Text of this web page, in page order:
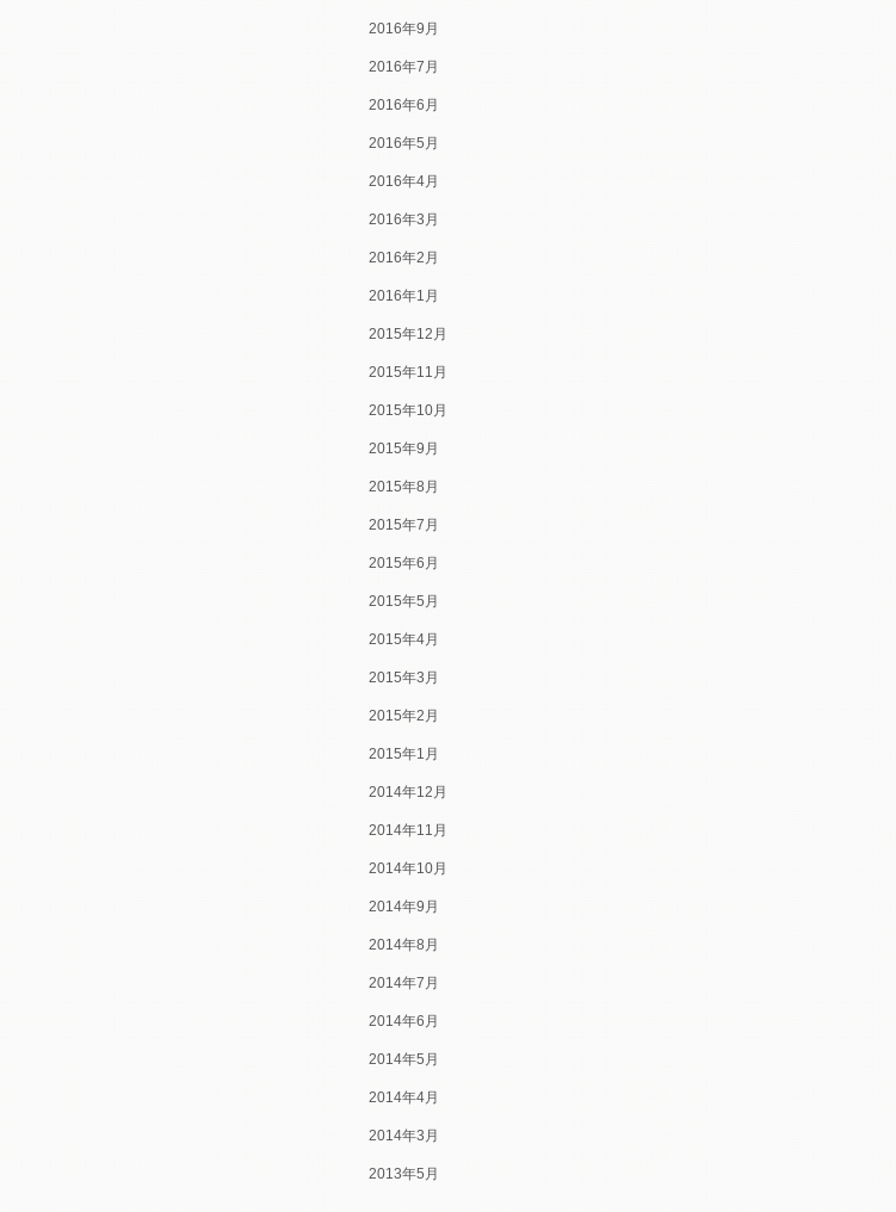
2016年9月
2016年7月
2016年6月
2016年5月
2016年4月
2016年3月
2016年2月
2016年1月
2015年12月
2015年11月
2015年10月
2015年9月
2015年8月
2015年7月
2015年6月
2015年5月
2015年4月
2015年3月
2015年2月
2015年1月
2014年12月
2014年11月
2014年10月
2014年9月
2014年8月
2014年7月
2014年6月
2014年5月
2014年4月
2014年3月
2013年5月